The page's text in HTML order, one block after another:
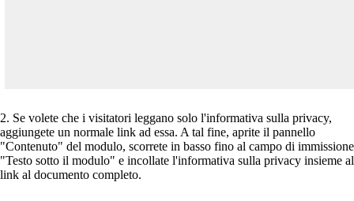
2. Se volete che i visitatori leggano solo l'informativa sulla privacy,
aggiungete un normale link ad essa. A tal fine, aprite il pannello
"Contenuto" del modulo, scorrete in basso fino al campo di immissione
"Testo sotto il modulo" e incollate l'informativa sulla privacy insieme al
link al documento completo.